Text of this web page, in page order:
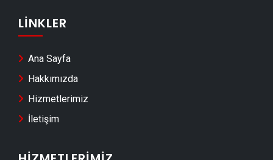
Büyükorhan Kepçe Kiralama
Büyükorhan Seramik Ustası
Büyükorhan Sandviç Panel Montajı
Büyükorhan Teras Kapatma
Büyükorhan Anahtar Teslim Tadilat
Büyükorhan Anahtar Teslim İnşaat
LINKLER
Ana Sayfa
Hakkımızda
Hizmetlerimiz
İletişim